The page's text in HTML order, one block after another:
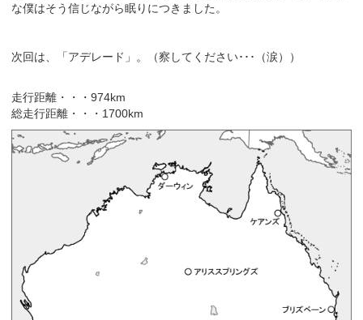
な僕はそう信じながら眠りにつきました。
次回は、「アデレード」。（察してください･･･（涙））
走行距離・・・974km
総走行距離・・・1700km